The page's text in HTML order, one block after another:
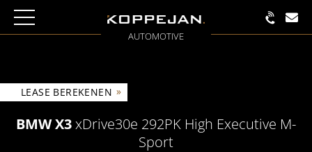
AUTOMOTIVE
LEASE BEREKENEN »
BMW X3xDrive30e 292PK High Executive M-
Sport